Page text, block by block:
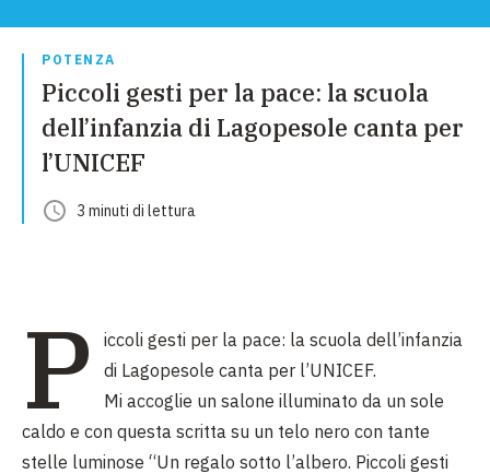
POTENZA
Piccoli gesti per la pace: la scuola
dell’infanzia di Lagopesole canta per
l’UNICEF
3 minuti di lettura
P
iccoli gesti per la pace: la scuola dell’infanzia
di Lagopesole canta per l’UNICEF.
Mi accoglie un salone illuminato da un sole
caldo e con questa scritta su un telo nero con tante
stelle luminose “Un regalo sotto l’albero. Piccoli gesti